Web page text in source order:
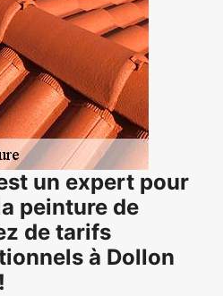
un expert pour
peinture de
de tarifs
à Dollon